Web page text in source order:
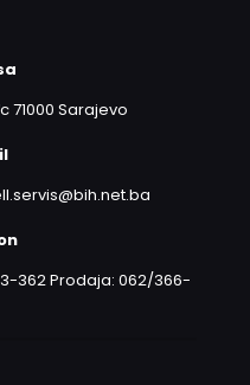
71000 Sarajevo
362 Prodaja: 062/366-